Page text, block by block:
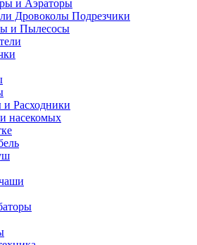
и Аэраторы
Дровоколы Подрезчики
и Пылесосы
и Расходники
насекомых